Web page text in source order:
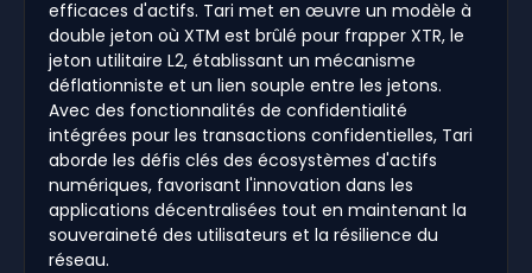
efficaces d'actifs. Tari met en œuvre un modèle à
double jeton où XTM est brûlé pour frapper XTR, le
jeton utilitaire L2, établissant un mécanisme
déflationniste et un lien souple entre les jetons.
Avec des fonctionnalités de confidentialité
intégrées pour les transactions confidentielles, Tari
aborde les défis clés des écosystèmes d'actifs
numériques, favorisant l'innovation dans les
applications décentralisées tout en maintenant la
souveraineté des utilisateurs et la résilience du
réseau.